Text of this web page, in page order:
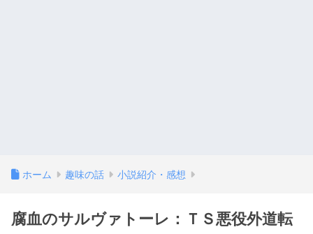
ホーム 趣味の話 小説紹介・感想
腐血のサルヴァトーレ：ＴＳ悪役外道転